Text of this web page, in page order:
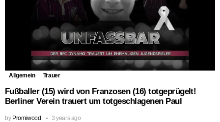
Allgemein Trauer
Fußballer (15) wird von Franzosen (16) totgeprügelt!
Berliner Verein trauert um totgeschlagenen Paul
by Promiwood 3 years ago